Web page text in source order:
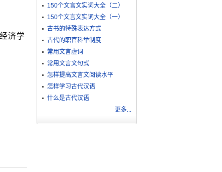
济学
150个文言文实词大全（二）
150个文言文实词大全（一）
古书的特殊表达方式
古代的职官科举制度
常用文言虚词
常用文言文句式
怎样提高文言文阅读水平
怎样学习古代汉语
什么是古代汉语
更多...